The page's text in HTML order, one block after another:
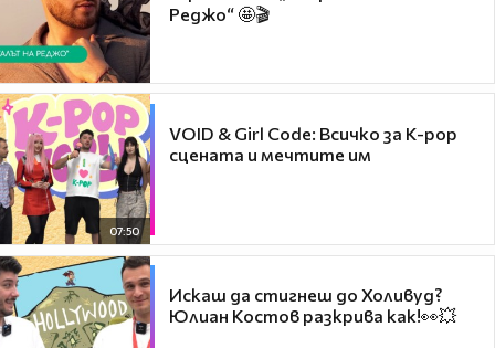
Реджо“ 🤩🎬
07:50
VOID & Girl Code: Всичко за K-pop
сцената и мечтите им
Искаш да стигнеш до Холивуд?
Юлиан Костов разкрива как!👀💥